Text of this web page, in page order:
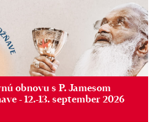
obnovu s P. Jamesom
- 12.-13. september 2026